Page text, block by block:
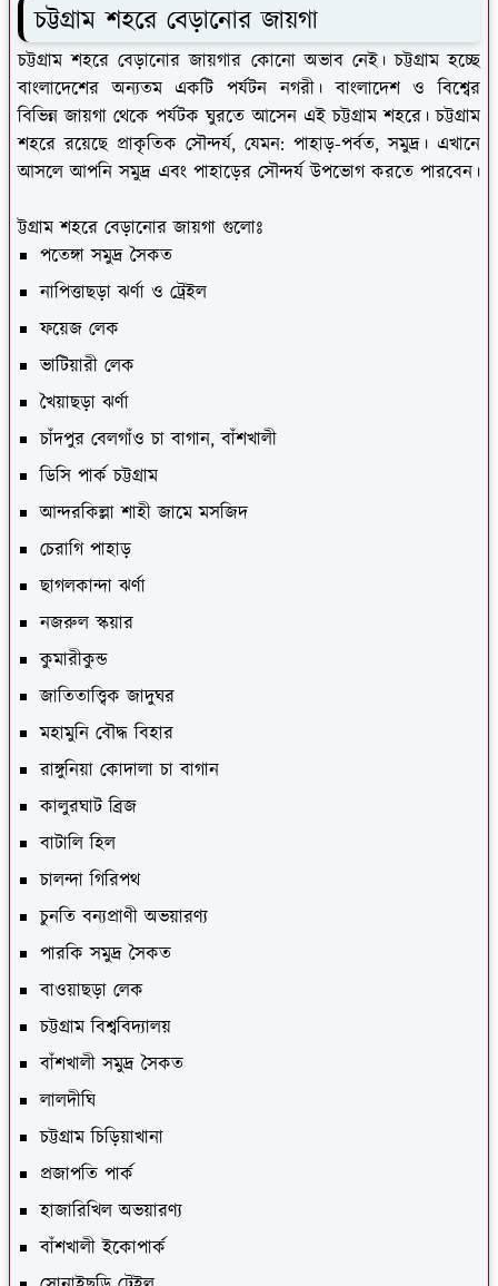
চট্টগ্রাম শহরে বেড়ানোর জায়গা
চট্টগ্রাম শহরে বেড়ানোর জায়গার কোনো অভাব নেই। চট্টগ্রাম হচ্ছে
বাংলাদেশের অন্যতম একটি পর্যটন নগরী। বাংলাদেশ ও বিশ্বের
বিভিন্ন জায়গা থেকে পর্যটক ঘুরতে আসেন এই চট্টগ্রাম শহরে। চট্টগ্রাম
শহরে রয়েছে প্রাকৃতিক সৌন্দর্য, যেমন: পাহাড়-পর্বত, সমুদ্র। এখানে
আসলে আপনি সমুদ্র এবং পাহাড়ের সৌন্দর্য উপভোগ করতে পারবেন।
ট্টগ্রাম শহরে বেড়ানোর জায়গা গুলোঃ
পতেঙ্গা সমুদ্র সৈকত
নাপিত্তাছড়া ঝর্ণা ও ট্রেইল
ফয়েজ লেক
ভাটিয়ারী লেক
খৈয়াছড়া ঝর্ণা
চাঁদপুর বেলগাঁও চা বাগান, বাঁশখালী
ডিসি পার্ক চট্টগ্রাম
আন্দরকিল্লা শাহী জামে মসজিদ
চেরাগি পাহাড়
ছাগলকান্দা ঝর্ণা
নজরুল স্কয়ার
কুমারীকুন্ড
জাতিতাত্ত্বিক জাদুঘর
মহামুনি বৌদ্ধ বিহার
রাঙ্গুনিয়া কোদালা চা বাগান
কালুরঘাট ব্রিজ
বাটালি হিল
চালন্দা গিরিপথ
চুনতি বন্যপ্রাণী অভয়ারণ্য
পারকি সমুদ্র সৈকত
বাওয়াছড়া লেক
চট্টগ্রাম বিশ্ববিদ্যালয়
বাঁশখালী সমুদ্র সৈকত
লালদীঘি
চট্টগ্রাম চিড়িয়াখানা
প্রজাপতি পার্ক
হাজারিখিল অভয়ারণ্য
বাঁশখালী ইকোপার্ক